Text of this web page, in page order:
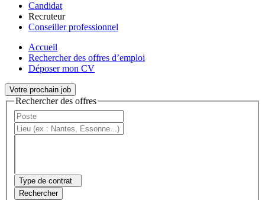
Candidat
Recruteur
Conseiller professionnel
Accueil
Rechercher des offres d’emploi
Déposer mon CV
Votre prochain job
Rechercher des offres
Type de contrat
Rechercher